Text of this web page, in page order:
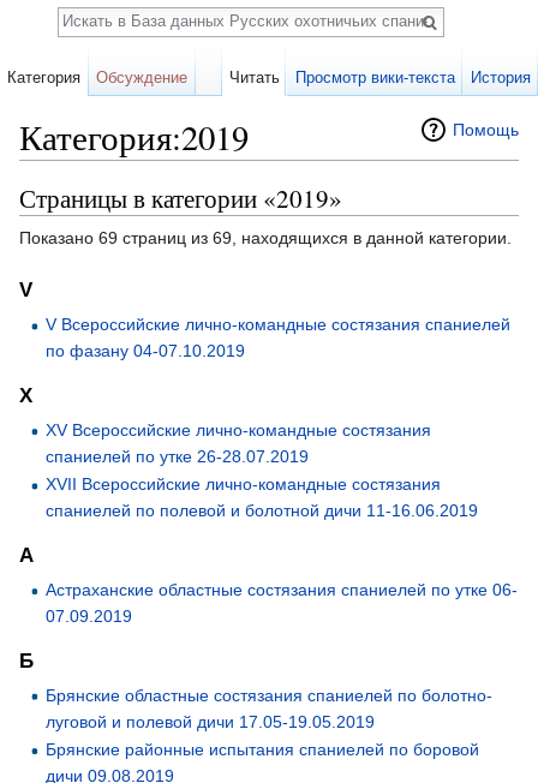
Помощь
Категория:2019
Страницы в категории «2019»
Показано 69 страниц из 69, находящихся в данной категории.
V
V Всероссийские лично-командные состязания спаниелей
по фазану 04-07.10.2019
X
XV Всероссийские лично-командные состязания
спаниелей по утке 26-28.07.2019
XVII Всероссийские лично-командные состязания
спаниелей по полевой и болотной дичи 11-16.06.2019
А
Астраханские областные состязания спаниелей по утке 06-
07.09.2019
Б
Брянские областные состязания спаниелей по болотно-
луговой и полевой дичи 17.05-19.05.2019
Брянские районные испытания спаниелей по боровой
дичи 09.08.2019
Категория Обсуждение Читать Просмотр вики-текста История
Поиск